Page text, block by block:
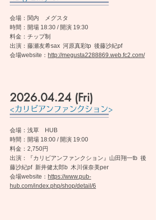
会場：関内 メグスタ
時間：開場 18:30 / 開演 19:30
料金：チップ制
出演：藤瀬友希sax 河原真彩tp 後藤沙紀pf
​会場website： http://megusta2288869.web.fc2.com/
2026.04.24 (Fri)
<カリビアンファンクション>
会場：浅草 HUB
時間：開場 18:00 / 開演 19:00
料金：2,750円
出演：『カリビアンファンクション』山田翔一tb 後
藤沙紀pf 新井健太郎b 木川保奈美per
​会場website： https://www.pub-
hub.com/index.php/shop/detail/6